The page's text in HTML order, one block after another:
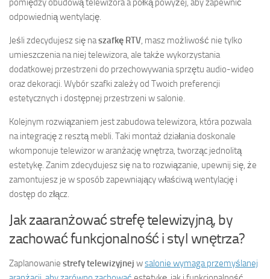
pomiędzy obudową telewizora a półką powyżej, aby zapewnić
odpowiednią wentylację.
Jeśli zdecydujesz się naszafkę RTV, masz możliwość nie tylko
umieszczenia na niej telewizora, ale także wykorzystania
dodatkowej przestrzeni do przechowywania sprzętu audio-wideo
oraz dekoracji. Wybór szafki zależy od Twoich preferencji
estetycznych i dostępnej przestrzeni w salonie.
Kolejnym rozwiązaniem jest zabudowa telewizora, która pozwala
na integrację z resztą mebli. Taki montaż działania doskonale
wkomponuje telewizor w aranżację wnętrza, tworząc jednolitą
estetykę. Zanim zdecydujesz się na to rozwiązanie, upewnij się, że
zamontujesz je w sposób zapewniający właściwą wentylację i
dostęp do złącz.
Jak zaaranżować strefę telewizyjną, by
zachować funkcjonalność i styl wnętrza?
Zaplanowanie strefy telewizyjnej wsalonie wymaga przemyślanej